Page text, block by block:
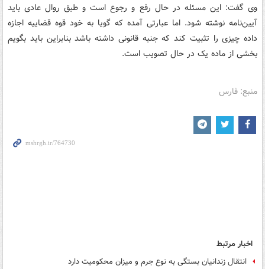
وی گفت:‌ این مسئله در حال رفع و رجوع است و طبق روال عادی باید
آیین‌نامه نوشته شود. اما عبارتی آمده که گویا به خود قوه قضاییه اجازه
داده چیزی را تثبیت کند که جنبه قانونی داشته باشد بنابراین باید بگویم
بخشی از ماده یک در حال تصویب است.
منبع: فارس
اخبار مرتبط
انتقال زندانیان بستگی به نوع جرم و میزان محکومیت دارد